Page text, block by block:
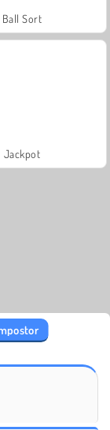
Ball Sort
Jackpot